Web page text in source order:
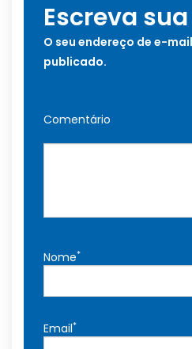
Escreva
O seu endereço de e-
publicado.
Comentário
Nome*
Email*